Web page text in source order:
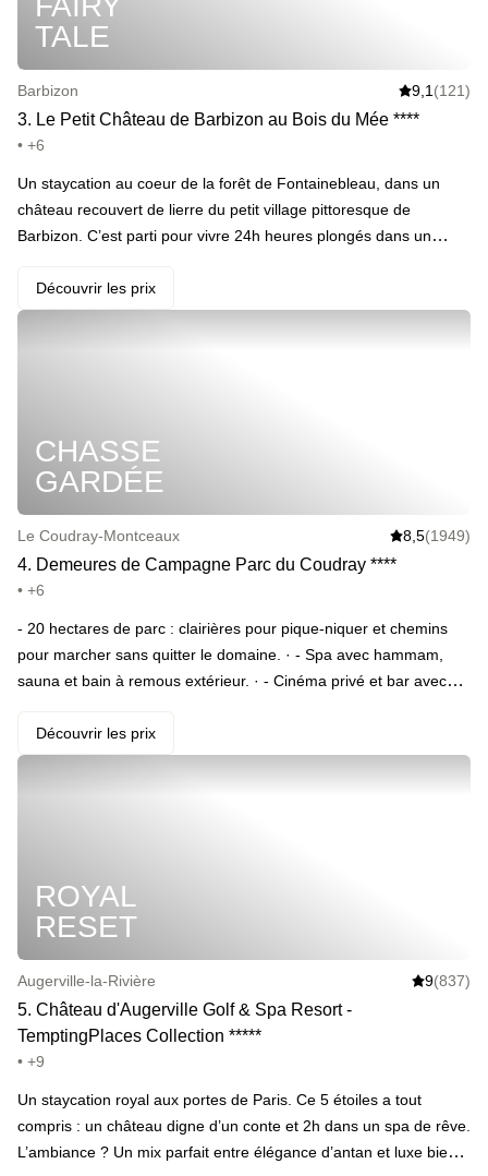
location de vélo pour la balade dans la forêt.
TALE
Barbizon 9,1 (121)
3. Le Petit Château de Barbizon au Bois du Mée ****
• +6
Un staycation au coeur de la forêt de Fontainebleau, dans un
château recouvert de lierre du petit village pittoresque de
Barbizon. C’est parti pour vivre 24h heures plongés dans un
aux volets rouges et le chant des oiseaux pour bande son. · Votre
programme : suivre une petite route bordée de sapins pour
ouverte en saison et le petit-déjeuner du lendemain. · ️ Le
highlight : ouvrir grand les volets de son château au petit matin et
avoir l’impression de plonger dans un tableau de Claude Monet.
Découvrir les prix
CHASSE
GARDÉE
Le Coudray-Montceaux 8,5(1949)
4. Demeures de Campagne Parc du Coudray ****
• +6
- 20 hectares de parc : clairières pour pique-niquer et chemins
pour marcher sans quitter le domaine. · - Spa avec hammam,
sauna et bain à remous extérieur. · - Cinéma privé et bar avec
Découvrir les prix
ROYAL
RESET
Augerville-la-Rivière 9(837)
5. Château d'Augerville Golf & Spa Resort -
TemptingPlaces Collection *****
• +9
Un staycation royal aux portes de Paris. Ce 5 étoiles a tout
compris : un château digne d’un conte et 2h dans un spa de rêve.
L’ambiance ? Un mix parfait entre élégance d’antan et luxe bien